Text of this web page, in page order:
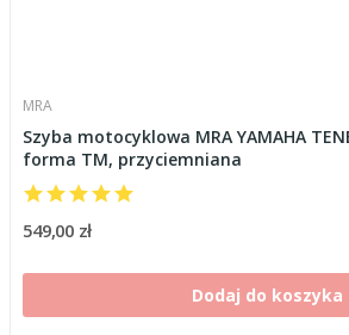
MRA
Szyba motocyklowa MRA YAMAHA
forma TM, przyciemniana
549,00 zł
Dodaj do koszyka